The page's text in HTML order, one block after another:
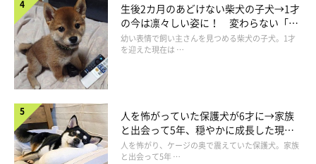
生後2カ月のあどけない柴犬の子犬→1才
の今は凛々しい姿に！ 変わらない「く
りくりおめめ」にもほっこり
幼い表情で飼い主さんを見つめる柴犬の子犬。1才
を迎えた現在は …
人を怖がっていた保護犬が6才に→家族
と出会って5年、穏やかに成長した現在
の姿にグッとくる
人を怖がり、ケージの奥で震えていた保護犬。家族
と出会って5年 …